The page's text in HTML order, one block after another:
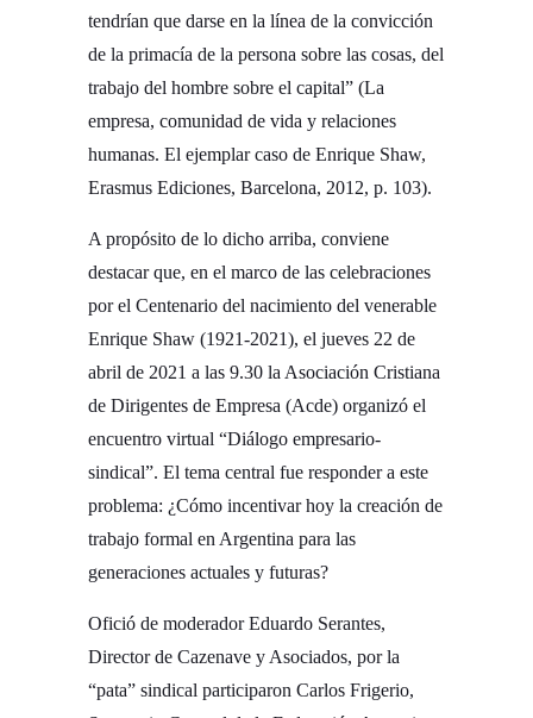
tendrían que darse en la línea de la convicción
de la primacía de la persona sobre las cosas, del
trabajo del hombre sobre el capital” (La
empresa, comunidad de vida y relaciones
humanas. El ejemplar caso de Enrique Shaw,
Erasmus Ediciones, Barcelona, 2012, p. 103).­
A propósito de lo dicho arriba, conviene
destacar que, en el marco de las celebraciones
por el Centenario del nacimiento del venerable
Enrique Shaw (1921-2021), el jueves 22 de
abril de 2021 a las 9.30 la Asociación Cristiana
de Dirigentes de Empresa (Acde) organizó el
encuentro virtual “Diálogo empresario-
sindical”. El tema central fue responder a este
problema: ¿Cómo incentivar hoy la creación de
trabajo formal en Argentina para las
generaciones actuales y futuras?­
Ofició de moderador Eduardo Serantes,
Director de Cazenave y Asociados, por la
“pata” sindical participaron Carlos Frigerio,